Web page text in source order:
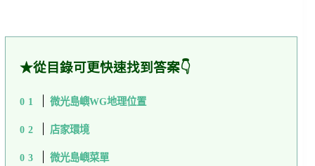
★從目錄可更快速找到答案👇
微光島嶼WG地理位置
店家環境
微光島嶼菜單